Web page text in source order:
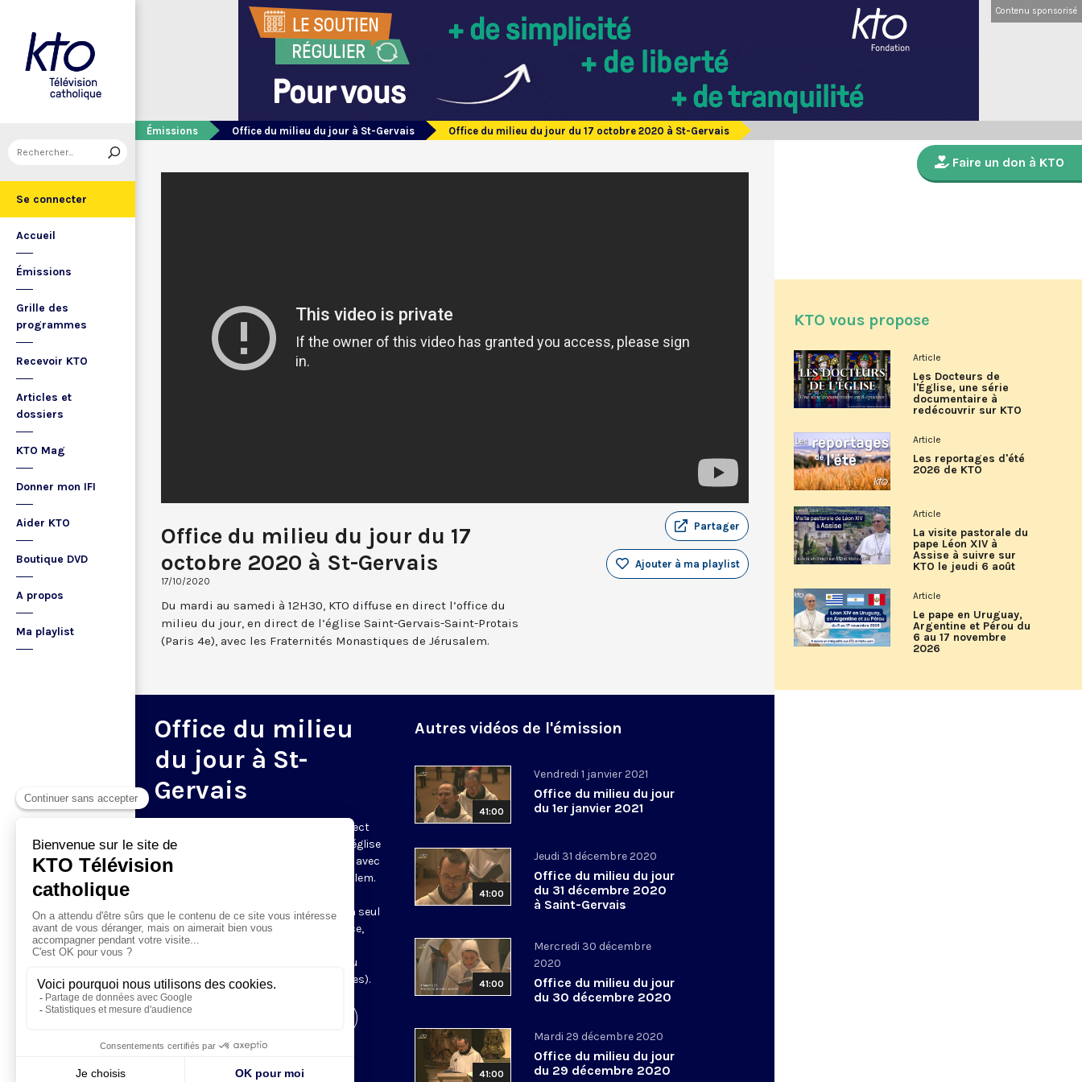
Se connecter
Accueil
Émissions
Grille des
programmes
Recevoir KTO
Articles et
dossiers
KTO Mag
Donner mon IFI
Aider KTO
Boutique DVD
A propos
Ma playlist
Contenu sponsorisé
Émissions Office du milieu du jour à St-Gervais Office du milieu du jour du 17 octobre 2020 à St-Gervais
Office du milieu du jour du 17
octobre 2020 à St-Gervais
17/10/2020
Partager
Ajouter à ma playlist
Du mardi au samedi à 12H30, KTO diffuse en direct l’office du
milieu du jour, en direct de l’église Saint-Gervais-Saint-Protais
(Paris 4e), avec les Fraternités Monastiques de Jérusalem.
Office du milieu
du jour à St-
Gervais
Du mardi au samedi, KTO diffuse en direct
l’office du milieu du jour, en direct de l’église
Saint-Gervais-Saint-Protais (Paris 4e), avec
les Fraternités Monastiques de Jérusalem.
particulier, «au milieu du jour» et en un seul
office, les heures monastiques de Tierce,
Sexte et None. Il permet à l’Église de
retrouver son Seigneur entre l’office du
matin (Laudes) et l’office du soir (Vêpres).
Autres vidéos de l'émission
41:00
Vendredi 1 janvier 2021
Office du milieu du jour
du 1er janvier 2021
41:00
Jeudi 31 décembre 2020
Office du milieu du jour
du 31 décembre 2020
à Saint-Gervais
41:00
Mercredi 30 décembre
2020
Office du milieu du jour
du 30 décembre 2020
41:00
Mardi 29 décembre 2020
Office du milieu du jour
du 29 décembre 2020
Faire un don à KTO
KTO vous propose
Article
Les Docteurs de
l'Église, une série
documentaire à
redécouvrir sur KTO
Article
Les reportages d'été
2026 de KTO
Article
La visite pastorale du
pape Léon XIV à
Assise à suivre sur
KTO le jeudi 6 août
Article
Le pape en Uruguay,
Argentine et Pérou du
6 au 17 novembre
2026